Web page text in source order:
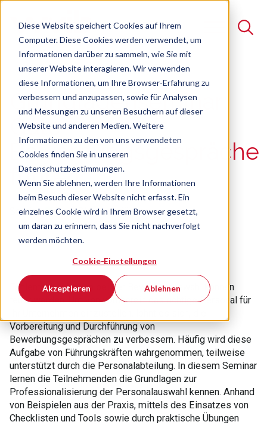
Diese Website speichert Cookies auf Ihrem
Computer. Diese Cookies werden verwendet, um
Informationen darüber zu sammeln, wie Sie mit
unserer Website interagieren. Wir verwenden
diese Informationen, um Ihre Browser-Erfahrung zu
verbessern und anzupassen, sowie für Analysen
und Messungen zu unseren Besuchern auf dieser
Website und anderen Medien. Weitere
Informationen zu den von uns verwendeten
Cookies finden Sie in unseren
Datenschutzbestimmungen.
Wenn Sie ablehnen, werden Ihre Informationen
beim Besuch dieser Website nicht erfasst. Ein
einzelnes Cookie wird in Ihrem Browser gesetzt,
um daran zu erinnern, dass Sie nicht nachverfolgt
werden möchten.
Cookie-Einstellungen
Akzeptieren Ablehnen
Suche
Es gibt keine Vorschläge, da das Suchfeld leer ist.
Grundlagenseminar:
Gute
Bewerbungsgespräche
führen
Seminar Freie Plätze verfügbar
Fehlentscheidungen bei der Bewerberauswahl können
teuer werden. Um von vornherein das richtige Personal für
Vorbereitung und Durchführung von
Bewerbungsgesprächen zu verbessern. Häufig wird diese
Aufgabe von Führungskräften wahrgenommen, teilweise
unterstützt durch die Personalabteilung. In diesem Seminar
lernen die Teilnehmenden die Grundlagen zur
Professionalisierung der Personalauswahl kennen. Anhand
von Beispielen aus der Praxis, mittels des Einsatzes von
Checklisten und Tools sowie durch praktische Übungen